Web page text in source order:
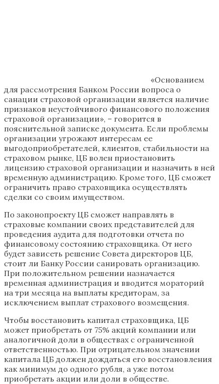
«Основанием
для рассмотрения Банком России вопроса о
санации страховой организации является наличие
признаков неустойчивого финансового положения
страховой организации», – говорится в
пояснительной записке документа. Если проблемы
организации угрожают интересам ее
выгодоприобретателей, клиентов, стабильности на
страховом рынке, ЦБ волен приостановить
лицензию страховой организации и назначить в ней
временную администрацию. Кроме того, ЦБ сможет
ограничить право страховщика осуществлять
сделки со своим имуществом.
По законопроекту ЦБ сможет направлять в
страховые компании своих представителей для
проведения аудита для подготовки отчета по
финансовому состоянию страховщика. От него
будет зависеть решение Совета директоров ЦБ,
стоит ли Банку России санировать организацию.
При положительном решении назначается
временная администрация и вводится мораторий
на три месяца на выплаты кредиторам, за
исключением выплат страхового возмещения.
Чтобы восстановить капитал страховщика, ЦБ
может приобретать от 75% акций компании или
аналогичной доли в обществах с ограниченной
ответственностью. При отрицательном значении
капитала ЦБ должен дождаться его восстановления
как минимум до одного рубля, а уже потом
приобретать акции или доли в обществе.